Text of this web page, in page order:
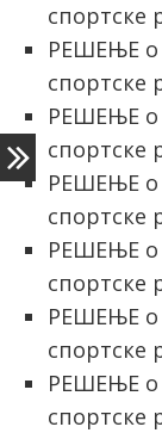
спортске
РЕШЕЊЕ о
спортске
РЕШЕЊЕ о
спортске
РЕШЕЊЕ о
спортске
РЕШЕЊЕ о
спортске
РЕШЕЊЕ о
спортске
РЕШЕЊЕ о
спортске